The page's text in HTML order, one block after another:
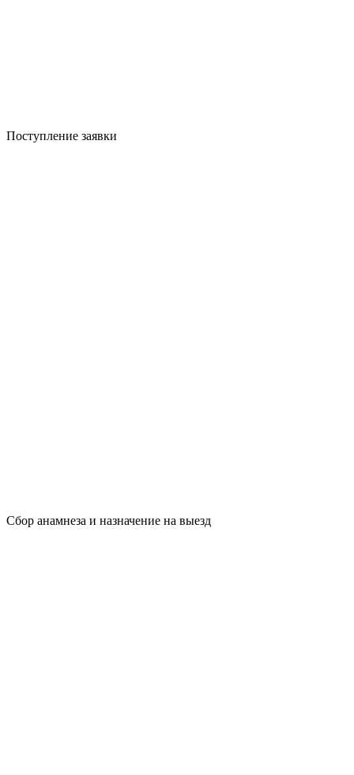
Поступление заявки
Сбор анамнеза и назначение на выезд